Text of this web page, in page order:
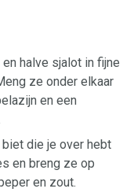
halve sjalot in fijne
ze onder elkaar
en een
die je over hebt
en breng ze op
en zout.